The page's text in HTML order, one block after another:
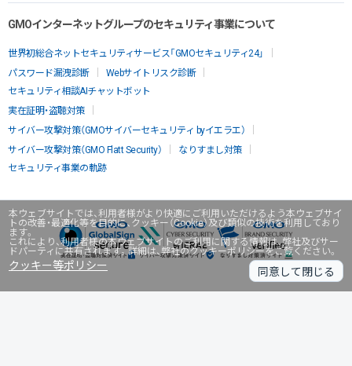
本ウェブサイトでは、利用者様がより快適にご利用いただけるよう本ウェブサイ
トの改善・最適化等を目的に、クッキー（Cookie）及び類似の技術を利用しており
ます。
これにより、利用者様の本ウェブサイトのご利用に関する情報は、弊社及びサー
ドパーティに共有されます。詳細は、弊社のクッキーポリシーをご覧ください。
クッキー等ポリシー 同意して閉じる
GMOインターネットグループのセキュリティ事業について
世界初総合ネットセキュリティサービス「GMOセキュリティ24」
パスワード漏洩診断
Webサイトリスク診断
セキュリティ相談AIチャットボット
実在証明・盗聴対策
サイバー攻撃対策（GMOサイバーセキュリティ byイエラエ）
サイバー攻撃対策（GMO Flatt Security）
なりすまし対策
セキュリティ事業の軌跡